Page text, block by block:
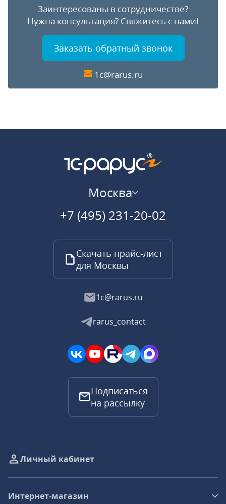
Заинтересованы в сотрудничестве?
Нужна консультация? Свяжитесь с нами!
Заказать обратный звонок
1c@rarus.ru
Москва
+7 (495) 231-20-02
Скачать прайс-лист
для Москвы
1c@rarus.ru
rarus_contact
Подписаться
на рассылку
Личный кабинет
Интернет-магазин